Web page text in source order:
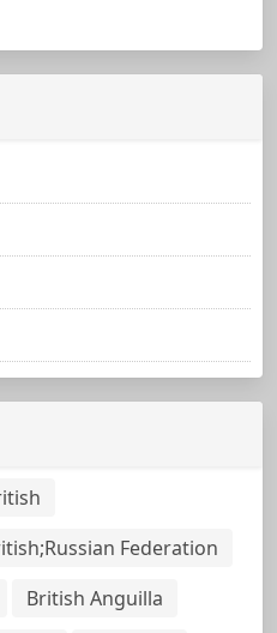
Federation
British Anguilla